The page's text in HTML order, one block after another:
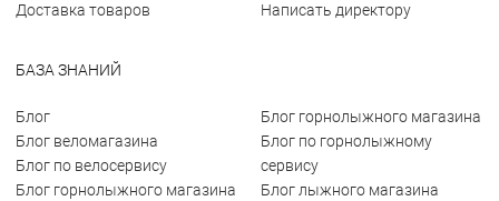
Доставка товаров
Написать директору
БАЗА ЗНАНИЙ
Блог
Блог веломагазина
Блог по велосервису
Блог горнолыжного магазина
Блог горнолыжного магазина
Блог по горнолыжному
сервису
Блог лыжного магазина